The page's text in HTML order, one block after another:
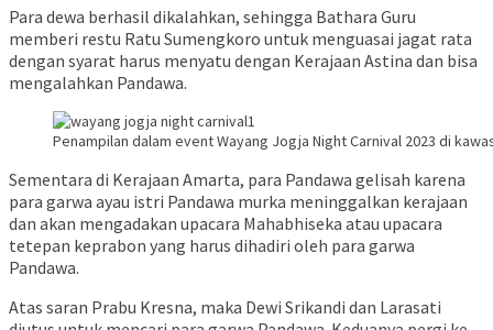
Para dewa berhasil dikalahkan, sehingga Bathara Guru
memberi restu Ratu Sumengkoro untuk menguasai jagat rata
dengan syarat harus menyatu dengan Kerajaan Astina dan bisa
mengalahkan Pandawa.
Penampilan dalam event Wayang Jogja Night Carnival 2023 di
Sementara di Kerajaan Amarta, para Pandawa gelisah karena
para garwa ayau istri Pandawa murka meninggalkan kerajaan
dan akan mengadakan upacara Mahabhiseka atau upacara
tetepan keprabon yang harus dihadiri oleh para garwa
Pandawa.
Atas saran Prabu Kresna, maka Dewi Srikandi dan Larasati